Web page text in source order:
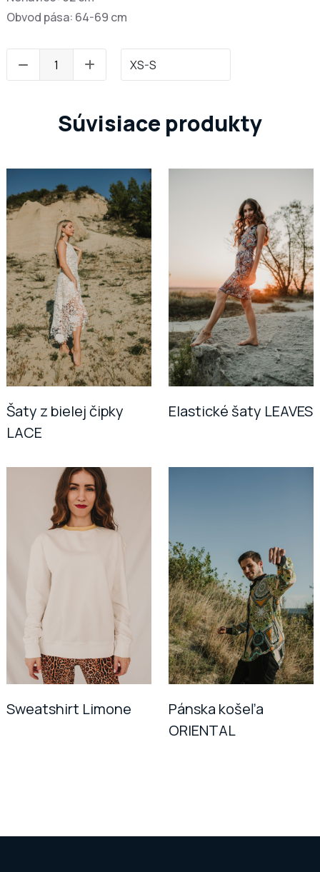
Obvod pása: 64-69 cm
Súvisiace produkty
Šaty z bielej čipky
LACE
Elastické šaty LEAVES
Sweatshirt Limone
Pánska košeľa
ORIENTAL